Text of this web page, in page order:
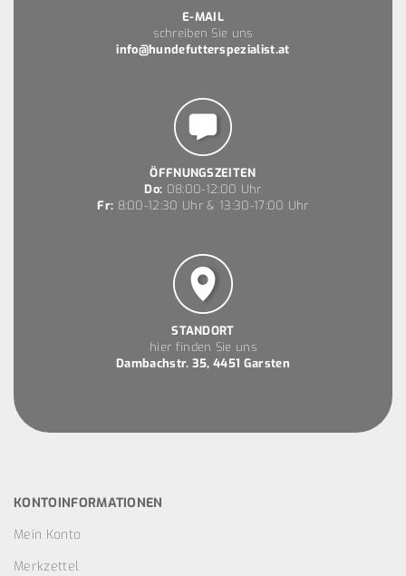
E-MAIL
schreiben Sie uns
info@hundefutterspezialist.at
ÖFFNUNGSZEITEN
Do: 08:00-12:00 Uhr
Fr: 8:00-12:30 Uhr & 13:30-17:00 Uhr
STANDORT
hier finden Sie uns
Dambachstr. 35, 4451 Garsten
KONTOINFORMATIONEN
Mein Konto
Merkzettel